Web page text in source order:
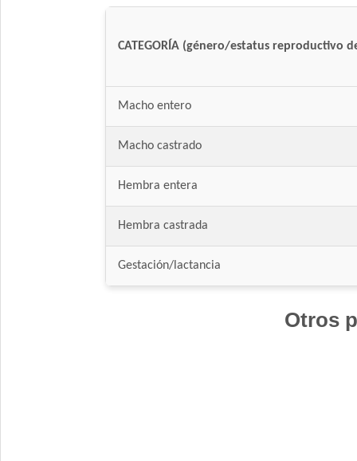
CATEGORÍA (género/estatus reproductivo
Macho entero
Macho castrado
Hembra entera
Hembra castrada
Gestación/lactancia
Otros